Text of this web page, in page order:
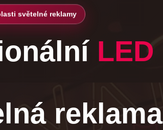
světelné reklamy
LED
reklama